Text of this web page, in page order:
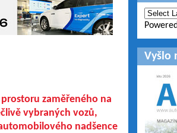
prostoru zaměřeného na
vybraných vozů,
nadšence
Vyšlo